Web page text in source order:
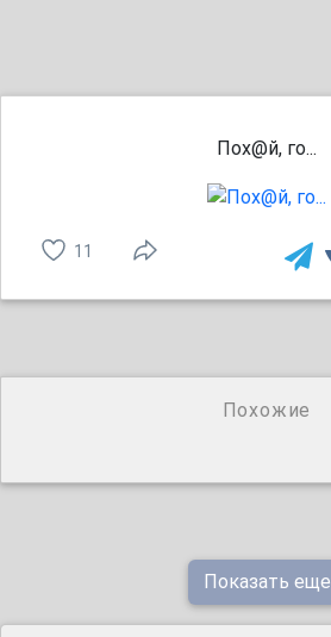
Пох@й, го...
11
Похожие
Показать еще